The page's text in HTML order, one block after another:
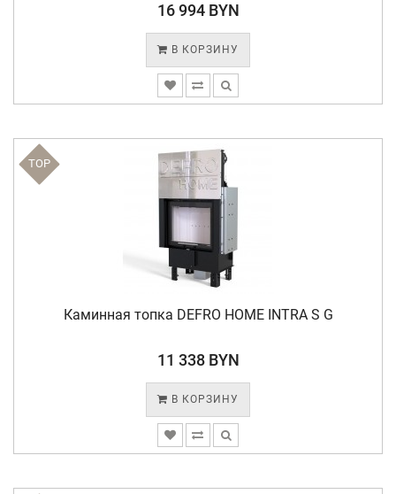
16 994 BYN
В КОРЗИНУ
TOP
Каминная топка DEFRO HOME INTRA S G
11 338 BYN
В КОРЗИНУ